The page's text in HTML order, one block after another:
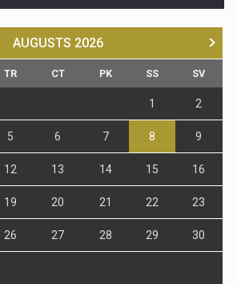
AUGUSTS 2026
TR CT PK SS SV
1 2
5 6 7 8 9
12 13 14 15 16
19 20 21 22 23
26 27 28 29 30